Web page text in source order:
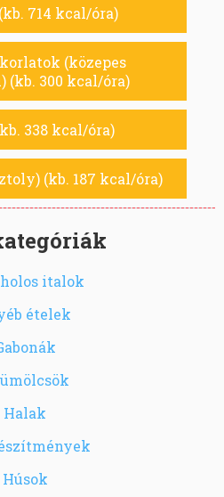
714 kcal/óra)
(közepes
(kb. 300 kcal/óra)
338 kcal/óra)
(kb. 187 kcal/óra)
italok
ételek
Halak
Húsok